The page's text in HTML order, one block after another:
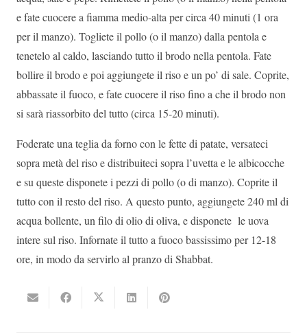
e fate cuocere a fiamma medio-alta per circa 40 minuti (1 ora
per il manzo). Togliete il pollo (o il manzo) dalla pentola e
tenetelo al caldo, lasciando tutto il brodo nella pentola. Fate
bollire il brodo e poi aggiungete il riso e un po’ di sale. Coprite,
abbassate il fuoco, e fate cuocere il riso fino a che il brodo non
si sarà riassorbito del tutto (circa 15-20 minuti).
Foderate una teglia da forno con le fette di patate, versateci
sopra metà del riso e distribuiteci sopra l’uvetta e le albicocche
e su queste disponete i pezzi di pollo (o di manzo). Coprite il
tutto con il resto del riso. A questo punto, aggiungete 240 ml di
acqua bollente, un filo di olio di oliva, e disponete le uova
intere sul riso. Infornate il tutto a fuoco bassissimo per 12-18
ore, in modo da servirlo al pranzo di Shabbat.